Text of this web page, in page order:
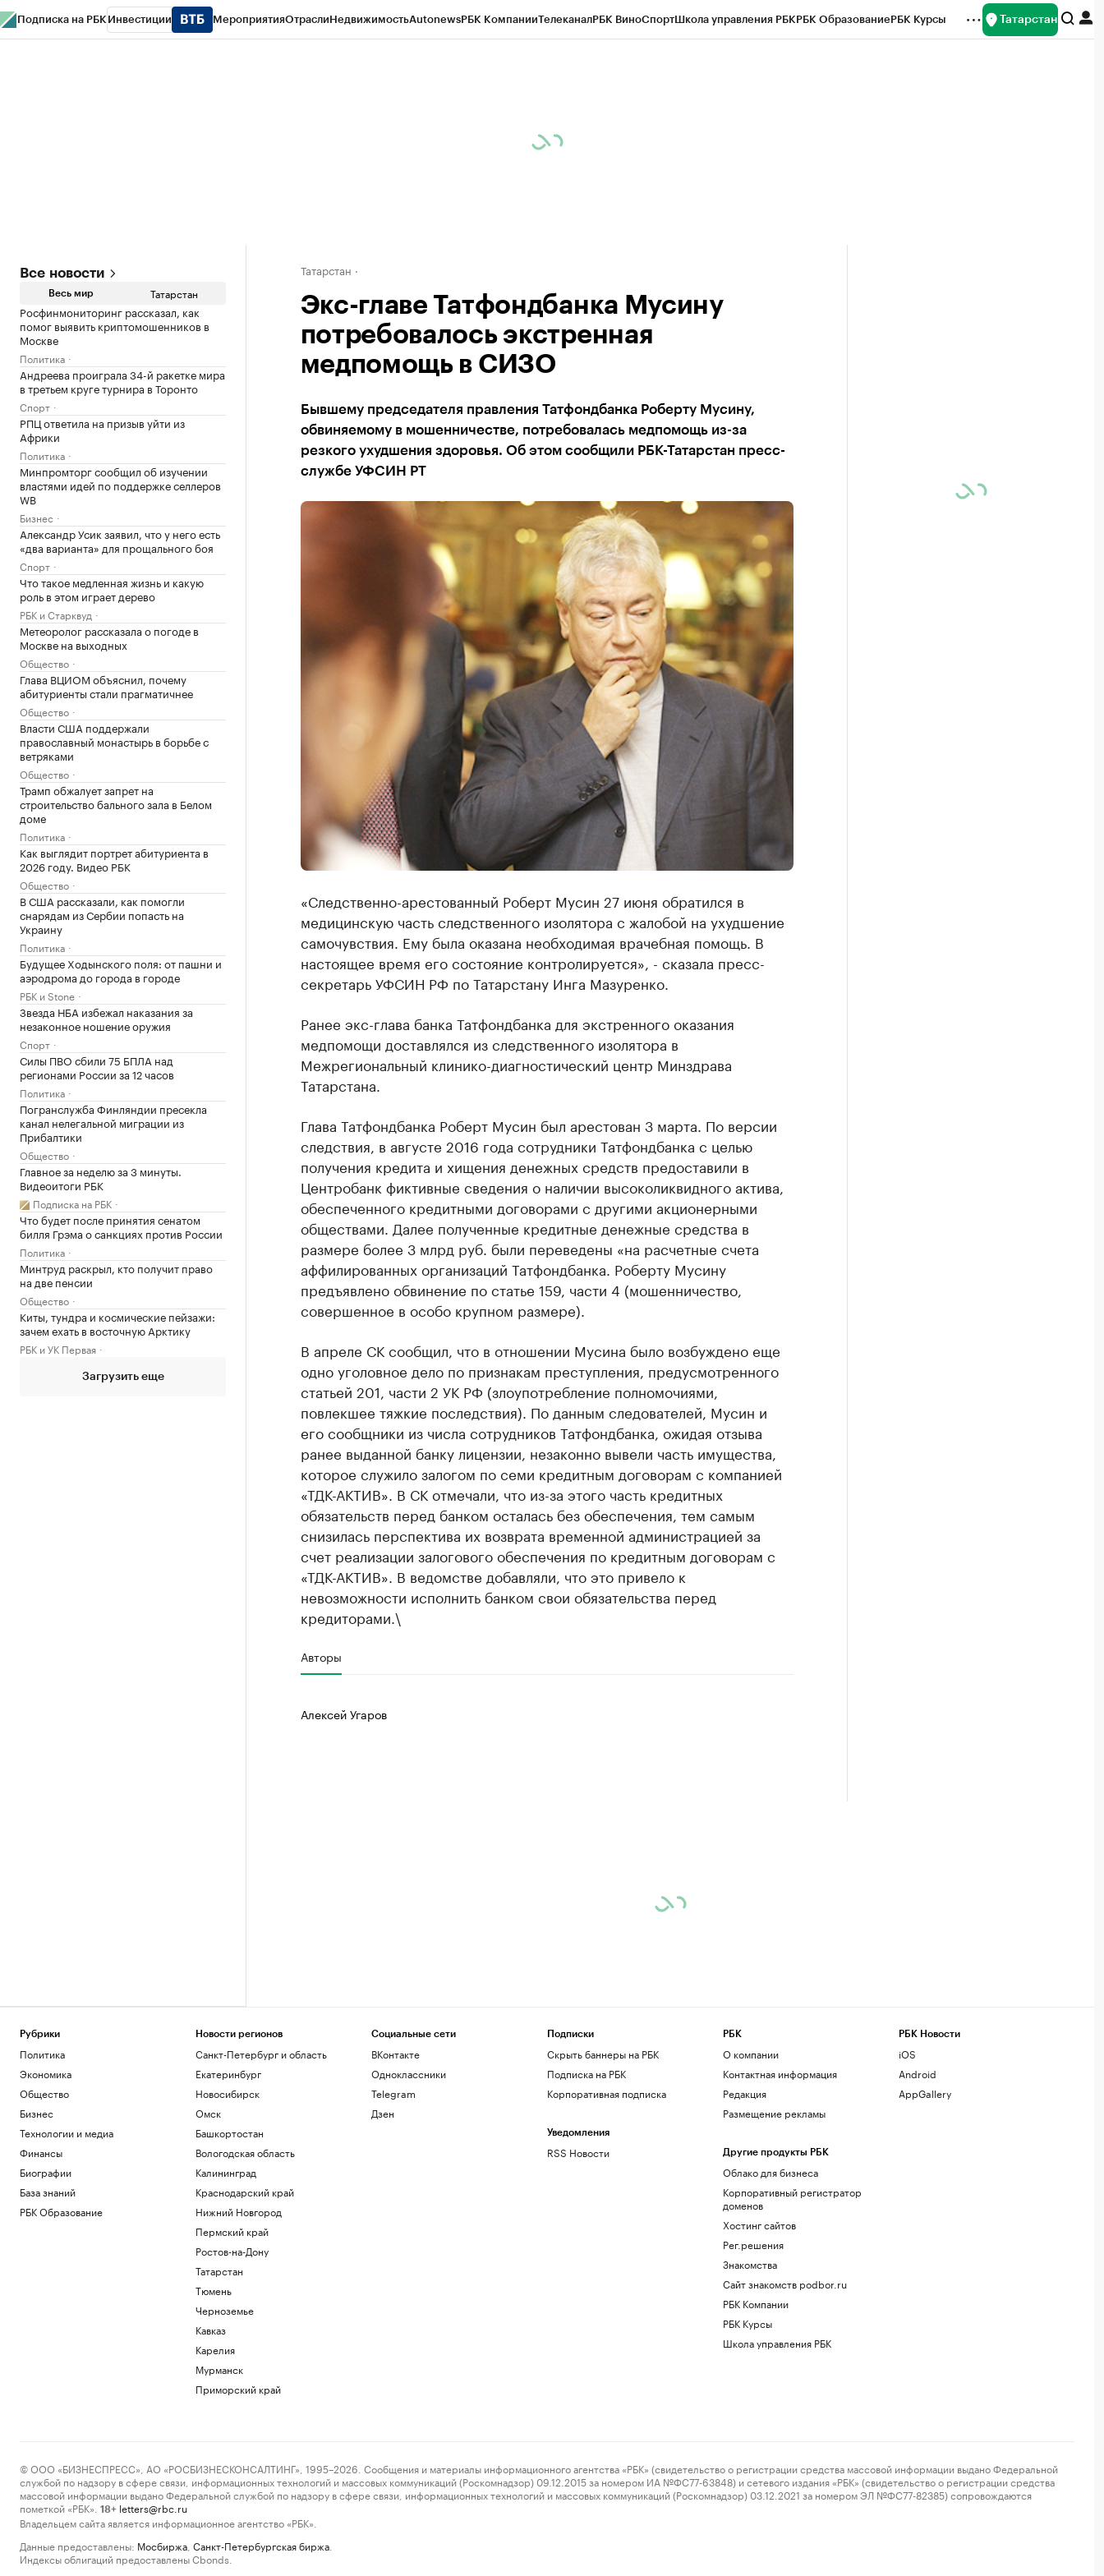
Подписка на РБК Инвестиции МероприятияОтраслиНедвижимостьAutonewsРБК КомпанииТелеканалРБК ВиноСпортШкола управления РБКРБК ОбразованиеРБК Курсы Татарстан
Все новости
Весь мир Татарстан
Росфинмониторинг рассказал, как
помог выявить криптомошенников в
Москве
Политика
Андреева проиграла 34-й ракетке мира
в третьем круге турнира в Торонто
Спорт
РПЦ ответила на призыв уйти из
Африки
Политика
Минпромторг сообщил об изучении
властями идей по поддержке селлеров
WB
Бизнес
Александр Усик заявил, что у него есть
«два варианта» для прощального боя
Спорт
Что такое медленная жизнь и какую
роль в этом играет дерево
РБК и Старквуд
Метеоролог рассказала о погоде в
Москве на выходных
Общество
Глава ВЦИОМ объяснил, почему
абитуриенты стали прагматичнее
Общество
Власти США поддержали
православный монастырь в борьбе с
ветряками
Общество
Трамп обжалует запрет на
строительство бального зала в Белом
доме
Политика
Как выглядит портрет абитуриента в
2026 году. Видео РБК
Общество
В США рассказали, как помогли
снарядам из Сербии попасть на
Украину
Политика
Будущее Ходынского поля: от пашни и
аэродрома до города в городе
РБК и Stone
Звезда НБА избежал наказания за
незаконное ношение оружия
Спорт
Силы ПВО сбили 75 БПЛА над
регионами России за 12 часов
Политика
Погранслужба Финляндии пресекла
канал нелегальной миграции из
Прибалтики
Общество
Главное за неделю за 3 минуты.
Видеоитоги РБК
Подписка на РБК
Что будет после принятия сенатом
билля Грэма о санкциях против России
Политика
Минтруд раскрыл, кто получит право
на две пенсии
Общество
Киты, тундра и космические пейзажи:
зачем ехать в восточную Арктику
РБК и УК Первая
Загрузить еще
Татарстан
Экс-главе Татфондбанка Мусину
потребовалось экстренная
медпомощь в СИЗО
Бывшему председателя правления Татфондбанка Роберту Мусину,
обвиняемому в мошенничестве, потребовалась медпомощь из-за
резкого ухудшения здоровья. Об этом сообщили РБК-Татарстан пресс-
службе УФСИН РТ
«Следственно-арестованный Роберт Мусин 27 июня обратился в
медицинскую часть следственного изолятора с жалобой на ухудшение
самочувствия. Ему была оказана необходимая врачебная помощь. В
настоящее время его состояние контролируется», - сказала пресс-
секретарь УФСИН РФ по Татарстану Инга Мазуренко.
Ранее экс-глава банка Татфондбанка для экстренного оказания
медпомощи доставлялся из следственного изолятора в
Межрегиональный клинико-диагностический центр Минздрава
Татарстана.
Глава Татфондбанка Роберт Мусин был арестован 3 марта. По версии
следствия, в августе 2016 года сотрудники Татфондбанка с целью
получения кредита и хищения денежных средств предоставили в
Центробанк фиктивные сведения о наличии высоколиквидного актива,
обеспеченного кредитными договорами с другими акционерными
обществами. Далее ​полученные кредитные денежные средства в
размере более 3 млрд руб. были переведены «на расчетные счета
аффилированных организаций Татфондбанка. Роберту Мусину
предъявлено обвинение по статье 159, части 4 (мошенничество,
совершенное в особо крупном размере).
В апреле СК сообщил, что в отношении Мусина было возбуждено еще
одно уголовное дело по признакам преступления, предусмотренного
статьей ​201, части 2 УК РФ (злоупотребление полномочиями,
повлекшее тяжкие последствия). По данным следователей, Мусин и
его сообщники из числа сотрудников Татфондбанка, ожидая отзыва
ранее выданной банку лицензии, незаконно вывели часть имущества,
которое служило залогом по семи кредитным договорам с компанией
«ТДК-АКТИВ». В СК отмечали, что из-за этого часть кредитных
обязательств перед банком осталась без обеспечения, тем самым
снизилась перспектива их возврата временной администрацией за
счет реализации залогового обеспечения по кредитным договорам с
«ТДК-АКТИВ». В ведомстве добавляли, что это привело к
невозможности исполнить банком свои обязательства перед
кредиторами.\
Авторы
Алексей Угаров
Рубрики
Политика
Экономика
Общество
Бизнес
Технологии и медиа
Финансы
Биографии
База знаний
РБК Образование
Новости регионов
Санкт-Петербург и область
Екатеринбург
Новосибирск
Омск
Башкортостан
Вологодская область
Калининград
Краснодарский край
Нижний Новгород
Пермский край
Ростов-на-Дону
Татарстан
Тюмень
Черноземье
Кавказ
Карелия
Мурманск
Приморский край
Социальные сети
ВКонтакте
Одноклассники
Telegram
Дзен
Подписки
Скрыть баннеры на РБК
Подписка на РБК
Корпоративная подписка
Уведомления
RSS Новости
РБК
О компании
Контактная информация
Редакция
Размещение рекламы
Другие продукты РБК
Облако для бизнеса
Корпоративный регистратор
доменов
Хостинг сайтов
Рег.решения
Знакомства
Сайт знакомств podbor.ru
РБК Компании
РБК Курсы
Школа управления РБК
РБК Новости
iOS
Android
AppGallery
© ООО «БИЗНЕСПРЕСС», АО «РОСБИЗНЕСКОНСАЛТИНГ», 1995–2026. Сообщения и материалы информационного агентства «РБК» (свидетельство о регистрации средства массовой информации выдано Федеральной
службой по надзору в сфере связи, информационных технологий и массовых коммуникаций (Роскомнадзор) 09.12.2015 за номером ИА №ФС77-63848) и сетевого издания «РБК» (свидетельство о регистрации средства
массовой информации выдано Федеральной службой по надзору в сфере связи, информационных технологий и массовых коммуникаций (Роскомнадзор) 03.12.2021 за номером ЭЛ №ФС77-82385) сопровождаются
пометкой «РБК».
18+ letters@rbc.ru
Владельцем сайта является информационное агентство «РБК».
Данные предоставлены: Мосбиржа Санкт-Петербургская биржа
Индексы облигаций предоставлены Cbonds.